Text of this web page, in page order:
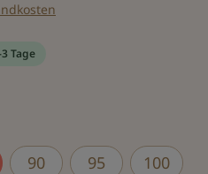
Tage
90 95
100